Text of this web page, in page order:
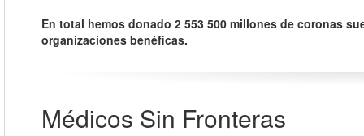
En total hemos donado 2 553 500 millones de coronas
organizaciones benéficas.
Médicos Sin Fronteras